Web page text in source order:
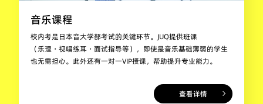
音乐课程
校内考是日本音大学部考试的关键环节。JUQ提供班课
（乐理・视唱练耳・面试指导等），即使是音乐基础薄弱的学生
也无需担心。此外还有一对一VIP授课，帮助提升专业能力。
查看详情